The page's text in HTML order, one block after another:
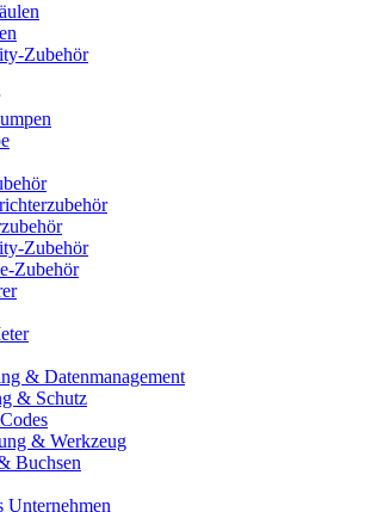
Zubehör
Zubehör
Zubehör
& Datenmanagement
& Schutz
& Werkzeug
Buchsen
Unternehmen